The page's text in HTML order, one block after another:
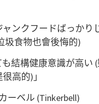
ャンクフードばっかり
圾食物也會後悔的)
も結構健康意識が高い
高的)」
ーベル (Tinkerbell)